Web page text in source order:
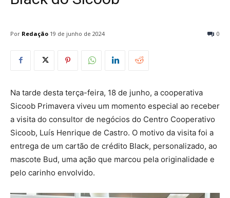
Por Redação 0
19 de junho de 2024
Na tarde desta terça-feira, 18 de junho, a cooperativa
Sicoob Primavera viveu um momento especial ao receber
a visita do consultor de negócios do Centro Cooperativo
Sicoob, Luís Henrique de Castro. O motivo da visita foi a
entrega de um cartão de crédito Black, personalizado, ao
mascote Bud, uma ação que marcou pela originalidade e
pelo carinho envolvido.